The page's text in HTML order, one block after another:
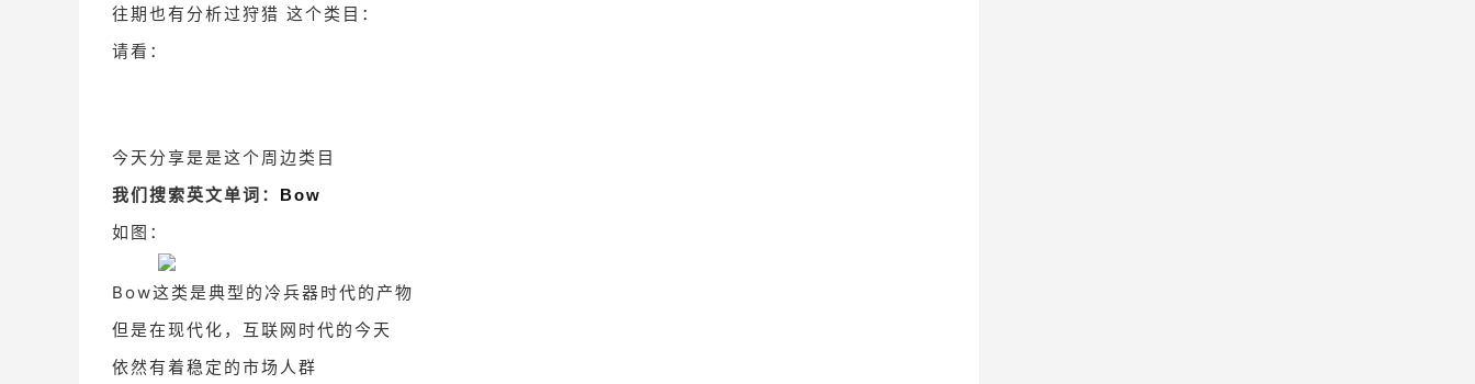
往期也有分析过狩猎 这个类目：
请看：
今天分享是是这个周边类目
我们搜索英文单词：
Bow
如图：
Bow这类是典型的冷兵器时代的产物
但是在现代化，互联网时代的今天
依然有着稳定的市场人群